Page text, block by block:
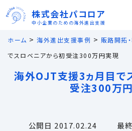
株式会社パコロア
中小企業のための海外進出支援
ホーム >海外進出支援事例 > 販路開拓
でスロベニアから初受注300万円実現
海外OJT支援3ヵ月目で
受注300万
公開日 2017.02.24 最